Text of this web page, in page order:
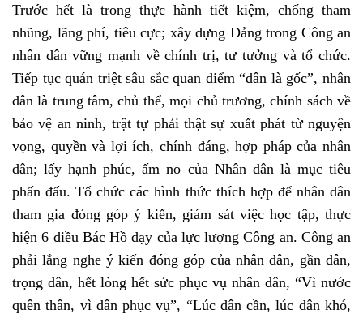
Trước hết là trong thực hành tiết kiệm, chống tham
nhũng, lãng phí, tiêu cực; xây dựng Đảng trong Công an
nhân dân vững mạnh về chính trị, tư tưởng và tổ chức.
Tiếp tục quán triệt sâu sắc quan điểm “dân là gốc”, nhân
dân là trung tâm, chủ thể, mọi chủ trương, chính sách về
bảo vệ an ninh, trật tự phải thật sự xuất phát từ nguyện
vọng, quyền và lợi ích, chính đáng, hợp pháp của nhân
dân; lấy hạnh phúc, ấm no của Nhân dân là mục tiêu
phấn đấu. Tổ chức các hình thức thích hợp để nhân dân
tham gia đóng góp ý kiến, giám sát việc học tập, thực
hiện 6 điều Bác Hồ dạy của lực lượng Công an. Công an
phải lắng nghe ý kiến đóng góp của nhân dân, gần dân,
trọng dân, hết lòng hết sức phục vụ nhân dân, “Vì nước
quên thân, vì dân phục vụ”, “Lúc dân cần, lúc dân khó,